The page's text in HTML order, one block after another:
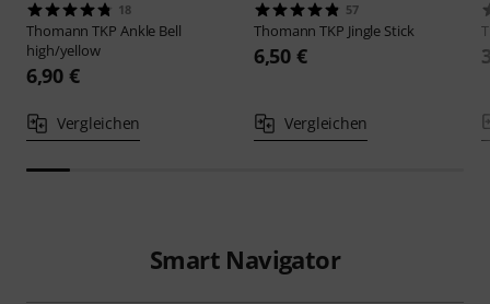
18
ThomannTKP Ankle Bell
high/yellow
6,90 €
Vergleichen
57
ThomannTKP Jingle Stick
6,50 €
Vergleichen
Smart Navigator